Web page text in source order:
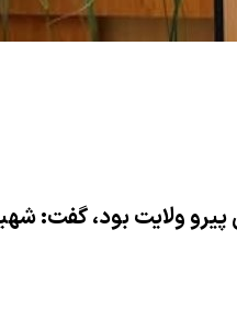
ولایت بود، گفت:‌